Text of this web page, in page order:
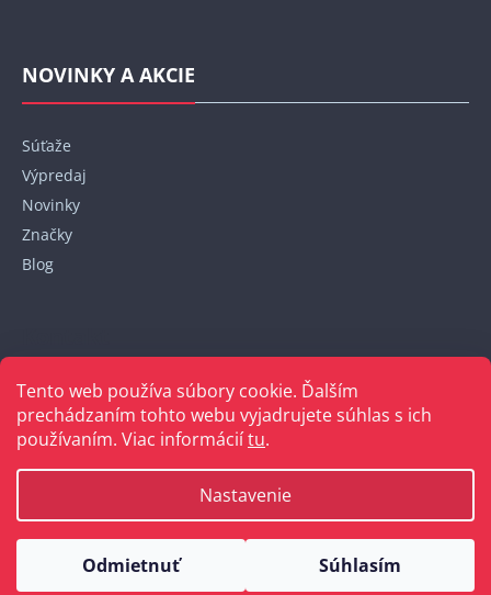
Tento web používa súbory cookie. Ďalším
prechádzaním tohto webu vyjadrujete súhlas s ich
používaním. Viac informáciítu.
Nastavenie
Odmietnuť Súhlasím
NOVINKY A AKCIE
Súťaže
Výpredaj
Novinky
Značky
Blog
+421 948 152 820
Copyright 2026Bellakabelky.sk
. Všetky práva vyhradené.